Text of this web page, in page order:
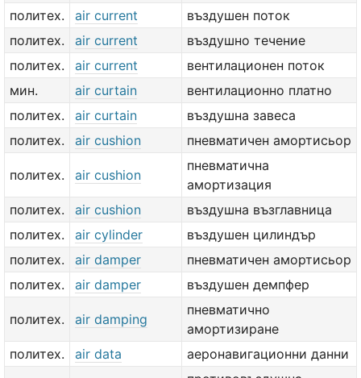
политех.
air current
въздушен поток
политех.
air current
въздушно течение
политех.
air current
вентилационен поток
мин.
air curtain
вентилационно платно
политех.
air curtain
въздушна завеса
политех.
air cushion пневматичен амортисьор
политех. air cushion
пневматична
амортизация
политех.
air cushion
въздушна възглавница
политех.
air cylinder
въздушен цилиндър
политех.
air damper
пневматичен амортисьор
политех.
air damper въздушен демпфер
политех. air damping
пневматично
амортизиране
политех.
air data
аеронавигационни данни